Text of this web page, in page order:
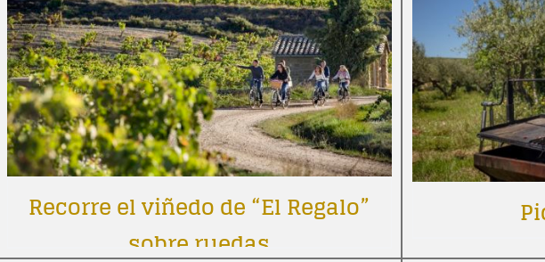
Recorre el viñedo de “El Regalo”
sobre ruedas